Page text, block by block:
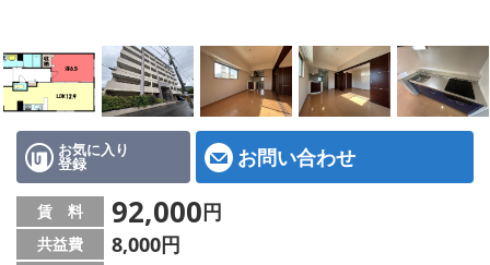
ハウスメーカー施工特集！
路線·駅から探す
IT重説について
スタッフ紹介
賃貸管理の北白川店
お気に入り
登録 お問い合わせ
賃 料 92,000円
共益費 8,000円